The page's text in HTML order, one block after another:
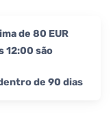
de 80 EUR
12:00 são
de 90 dias